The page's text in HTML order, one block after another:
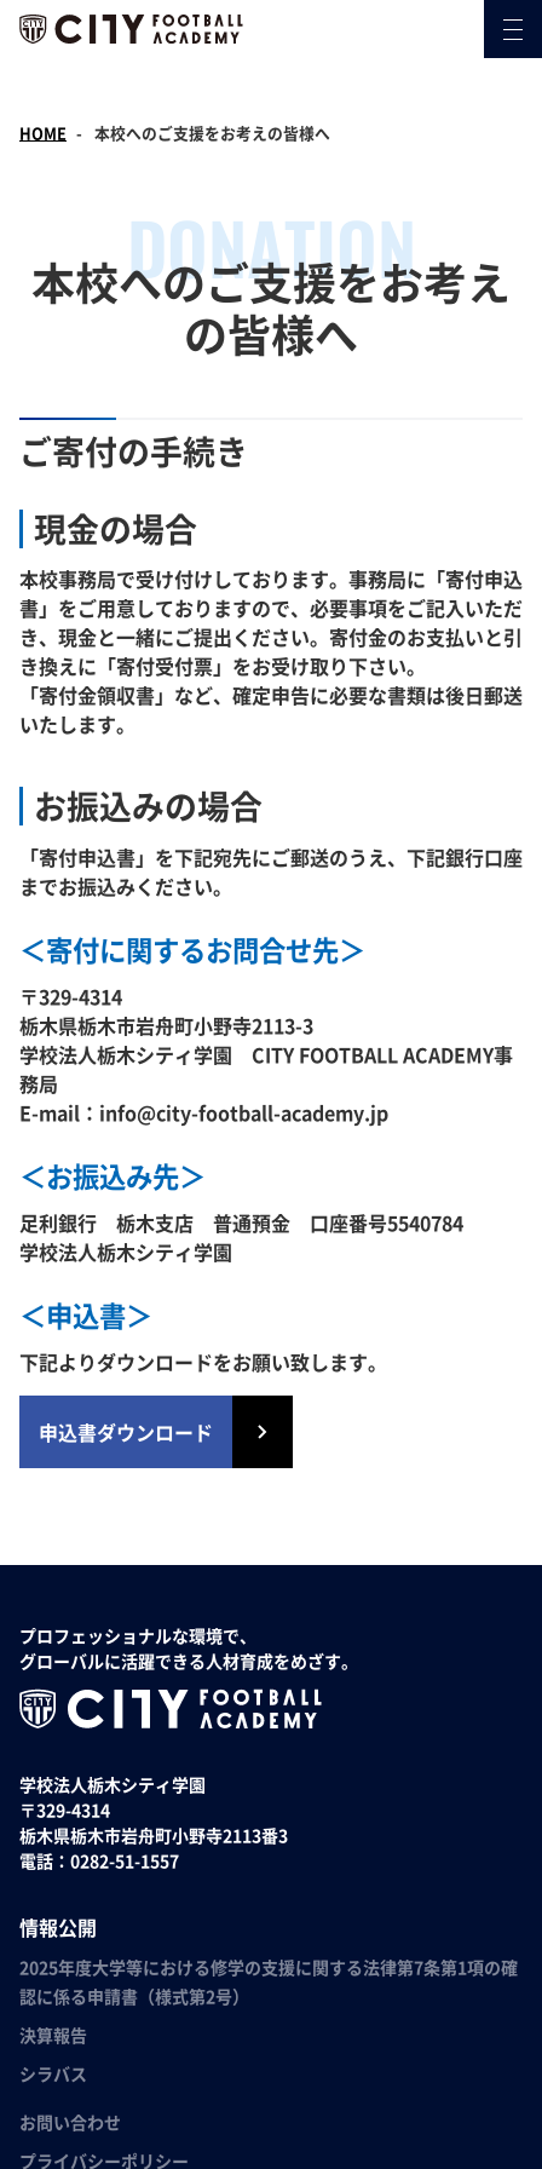
HOME 本校へのご支援をお考えの皆様へ
本校へのご支援をお考え
の皆様へ
DONATION
ご寄付の手続き
現金の場合
本校事務局で受け付けしております。事務局に「寄付申込
書」をご用意しておりますので、必要事項をご記入いただ
き、現金と一緒にご提出ください。寄付金のお支払いと引
き換えに「寄付受付票」をお受け取り下さい。
「寄付金領収書」など、確定申告に必要な書類は後日郵送
いたします。
お振込みの場合
「寄付申込書」を下記宛先にご郵送のうえ、下記銀行口座
までお振込みください。
＜寄付に関するお問合せ先＞
〒329-4314
栃木県栃木市岩舟町小野寺2113-3
学校法人栃木シティ学園 CITY FOOTBALL ACADEMY事
務局
E-mail：info@city-football-academy.jp
＜お振込み先＞
足利銀行 栃木支店 普通預金 口座番号5540784
学校法人栃木シティ学園
＜申込書＞
下記よりダウンロードをお願い致します。
申込書ダウンロード
プロフェッショナルな環境で、
グローバルに活躍できる人材育成をめざす。
学校法人栃木シティ学園
〒329-4314
栃木県栃木市岩舟町小野寺2113番3
電話：0282-51-1557
情報公開
2025年度大学等における修学の支援に関する法律第7条第1項の確
認に係る申請書（様式第2号）
決算報告
シラバス
お問い合わせ
プライバシーポリシー